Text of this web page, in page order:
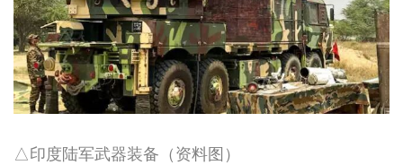
△印度陆军武器装备（资料图）